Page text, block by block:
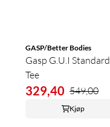
GASP/Better Bodies
Gasp G.U.I Standard
Tee
329,40 549,00
Kjøp